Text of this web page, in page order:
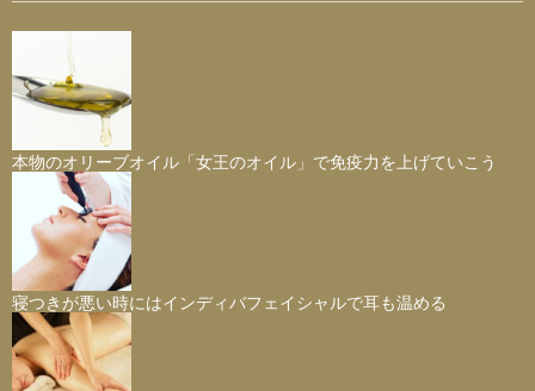
本物のオリーブオイル「女王のオイル」で免疫力を上げていこう
寝つきが悪い時にはインディバフェイシャルで耳も温める